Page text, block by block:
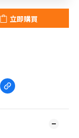
立即購買